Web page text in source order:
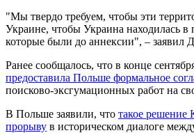
"Мы твердо требуем, чтобы эти
Украине, чтобы Украина находилась в
которые были до аннексии", – заявил
Ранее сообщалось, что в конце
предоставила Польше формальное
поисково-эксгумационных работ на
В Польше заявили, что такое решение
прорыву в историческом диалоге